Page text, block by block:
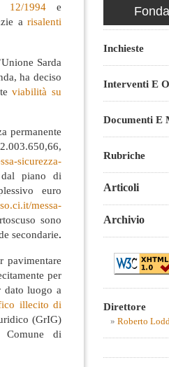
12/1994e
a risalenti
Sarda
ha deciso
viabilità su
permanente
sicurezza-
piano di
euro
messa-
sono
secondarie.
pavimentare
per
dato luogo a
illecito di
(GrIG)
Comune di
Inchieste
Interventi E
Documenti E
Rubriche
Articoli
Archivio
Direttore
Roberto